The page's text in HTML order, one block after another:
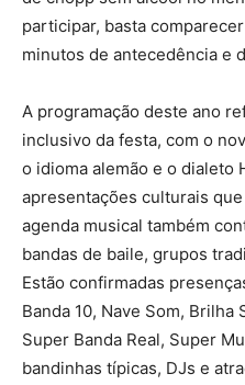
participar, basta
minutos de antecedência e
A programação deste ano
inclusivo da festa, com o
o idioma alemão e o dialeto
apresentações culturais
agenda musical também
bandas de baile, grupos
Estão confirmadas
Banda 10, Nave Som, Brilha
Super Banda Real, Super
bandinhas típicas, DJs e